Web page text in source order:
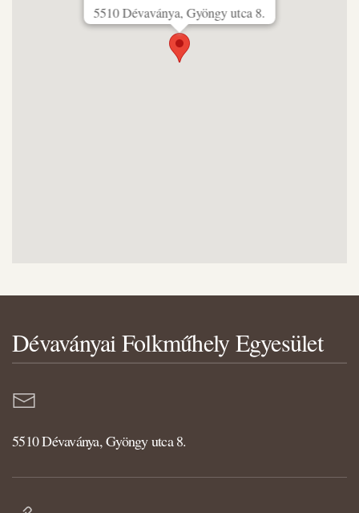
5510 Dévaványa, Gyöngy utca 8.
Dévaványai Folkműhely Egyesület
5510 Dévaványa, Gyöngy utca 8.